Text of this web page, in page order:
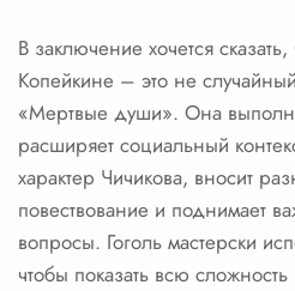
В заключение хочется
Копейкине – это не
«Мертвые души». Она
расширяет социальный
характер Чичикова, вносит
повествование и поднимает
вопросы. Гоголь мастерски
чтобы показать всю